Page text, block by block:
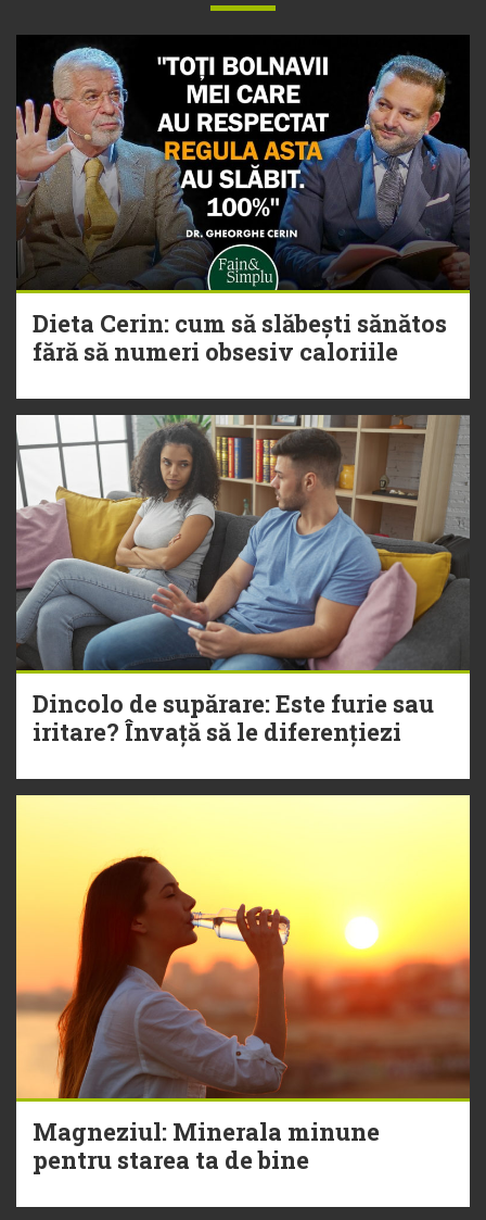
Dieta Cerin: cum să slăbești sănătos
fără să numeri obsesiv caloriile
Dincolo de supărare: Este furie sau
iritare? Învață să le diferențiezi
Magneziul: Minerala minune
pentru starea ta de bine